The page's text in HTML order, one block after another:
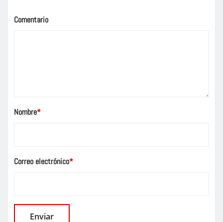
Comentario
Nombre*
Correo electrónico*